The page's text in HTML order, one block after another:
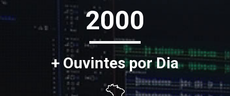
2000
+ Ouvintes por Dia